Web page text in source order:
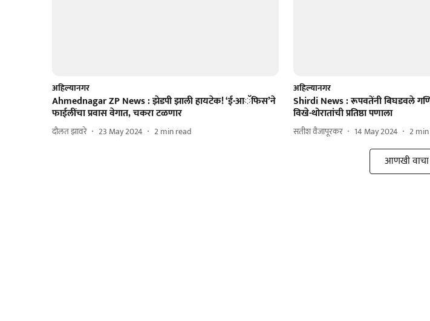
अहिल्यानगर
Ahmednagar ZP News : झेडपी झाली हायटेक! ‘ई-आॅफिस’ने
फाईलींचा प्रवास वेगात, चकरा टळणार
दौलत झावरे 23 May 2024 2min read
अहिल्यानगर
Shirdi News : रूपवतेंनी बिघडवले
विखे-थोरातांची प्रतिष्ठा पणाला
सतीश वैजापूरकर 14 May 2024 2
आणखी वाचा